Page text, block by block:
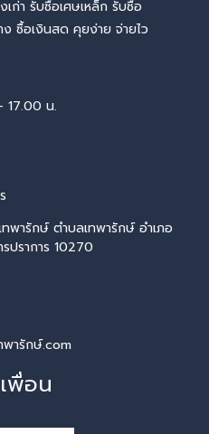
เก่า รับซื้อเศษเหล็ก รับซื้อ
ง ซื้อเงินสด คุยง่าย จ่ายไว
17.00 น.
พารักษ์ ตำบลเทพารักษ์ อำเภอ
ปราการ 10270
พารักษ์.com
พื่อน